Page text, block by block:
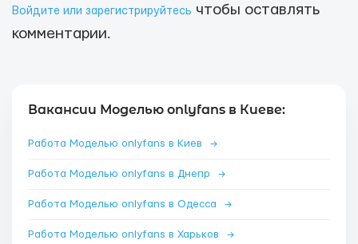
Войдите или зарегистрируйтесь чтобы оставлять
комментарии.
Вакансии Моделью onlyfans в Киеве:
Работа Моделью onlyfans в Киев →
Работа Моделью onlyfans в Днепр →
Работа Моделью onlyfans в Одесса →
Работа Моделью onlyfans в Харьков →